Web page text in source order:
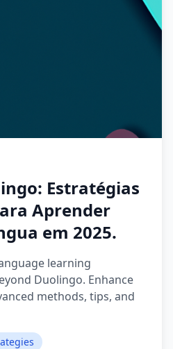
Estratégias
Aprender
em 2025.
learning
Duolingo. Enhance
methods, tips, and